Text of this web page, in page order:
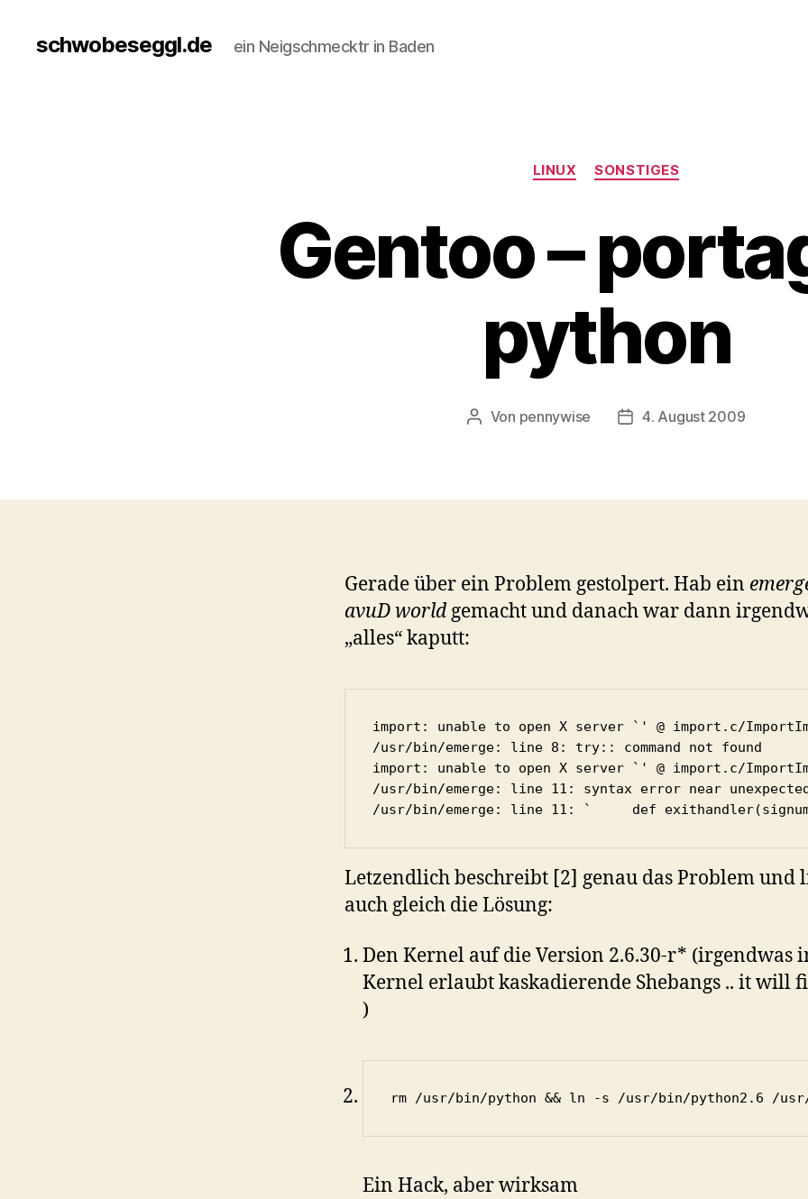
schwobeseggl.de ein Neigschmecktr in Baden
Kategorien
LINUX SONSTIGES
Gentoo –
python
Beitragsautor
Von pennywise Veröffentlichungsdatum
4. August 2009
Gerade über ein Problem gestolpert. Hab ein
avuD worldgemacht und danach war dann
„alles“ kaputt:
import: unable to open X server `' @ import.c/
/usr/bin/emerge: line 8: try:: command not found
import: unable to open X server `' @ import.c/
/usr/bin/emerge: line 11: syntax error near
/usr/bin/emerge: line 11: `     def
Letzendlich beschreibt [2] genau das Problem und
auch gleich die Lösung:
Den Kernel auf die Version 2.6.30-r* (irgendwas
Kernel erlaubt kaskadierende Shebangs .. it will
)
rm /usr/bin/python && ln -s /usr/bin/python2.6 /usr/
Ein Hack, aber wirksam